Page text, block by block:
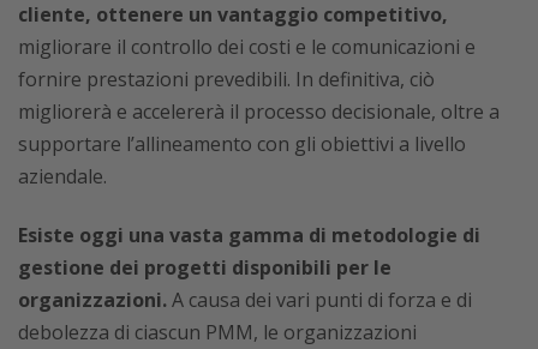
cliente, ottenere un vantaggio competitivo,
migliorare il controllo dei costi e le comunicazioni e
fornire prestazioni prevedibili. In definitiva, ciò
migliorerà e accelererà il processo decisionale, oltre a
supportare l’allineamento con gli obiettivi a livello
aziendale.
Esiste oggi una vasta gamma di metodologie di
gestione dei progetti disponibili per le
organizzazioni.A causa dei vari punti di forza e di
debolezza di ciascun PMM, le organizzazioni